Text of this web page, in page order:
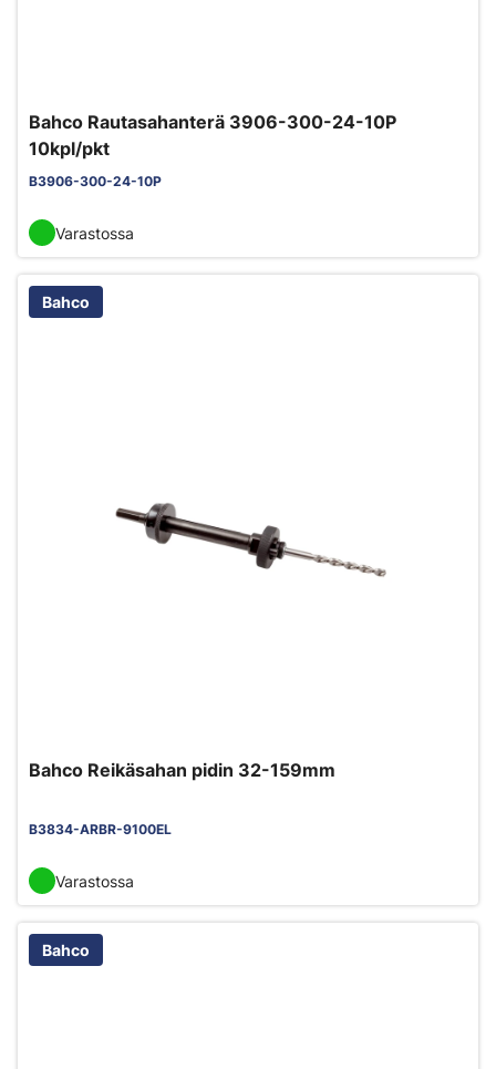
Bahco Rautasahanterä 3906-300-24-10P
10kpl/pkt
B3906-300-24-10P
Varastossa
Bahco
Bahco Reikäsahan pidin 32-159mm
B3834-ARBR-9100EL
Varastossa
Bahco